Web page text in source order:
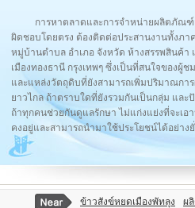
การหาตลาดและการจำหน่ายผลิตภัณ
ผิดชอบโดยตรง ต้องติดต่อประสานงานทั้งภ
หมู่บ้านตำบล อำเภอ จังหวัด ห้างสรรพสินค้า
เมืองทองธานี กรุงเทพๆ ซึ่งเป็นที่สนใจของ
และแหล่งวัตถุดิบที่ยังสามารถเพิ่มปริมาณก
ยาวไกล ถ้าตราบใดที่ยังรวมกันเป็นกลุ่ม แล
ถ้าทุกคนช่วยกันดูแลรักษา ไม่แก่งแย่งที่จะเอ
คงอยู่และสามารถนำมาใช้ประโยชน์ได้อย่าง
ข้าวสังข์หยดเมืองพัทลุง ผ